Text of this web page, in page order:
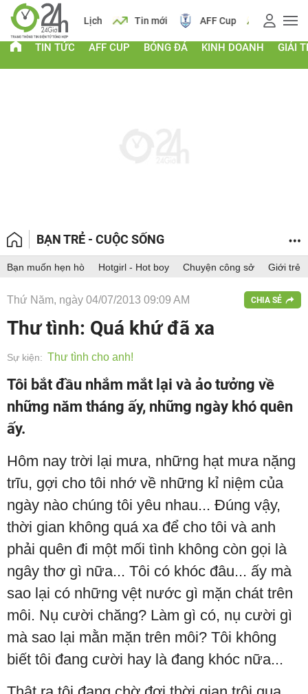
Lịch Tin mới AFF Cup Giá vàng
TIN TỨC AFF CUP BÓNG ĐÁ KINH DOANH GIẢI
BẠN TRẺ - CUỘC SỐNG
Bạn muốn hẹn hò Hotgirl - Hot boy Chuyện công sở Giới trẻ
Thứ Năm, ngày 04/07/2013 09:09 AM CHIA SẺ
Thư tình: Quá khứ đã xa
Sự kiện: Thư tình cho anh!
Tôi bắt đầu nhắm mắt lại và ảo tưởng về
những năm tháng ấy, những ngày khó quên
ấy.
Hôm nay trời lại mưa, những hạt mưa nặng
trĩu, gợi cho tôi nhớ về những kỉ niệm của
ngày nào chúng tôi yêu nhau... Đúng vậy,
thời gian không quá xa để cho tôi và anh
phải quên đi một mối tình không còn gọi là
ngây thơ gì nữa... Tôi có khóc đâu... ấy mà
sao lại có những vệt nước gì mặn chát trên
môi. Nụ cười chăng? Làm gì có, nụ cười gì
mà sao lại mằn mặn trên môi? Tôi không
biết tôi đang cười hay là đang khóc nữa...